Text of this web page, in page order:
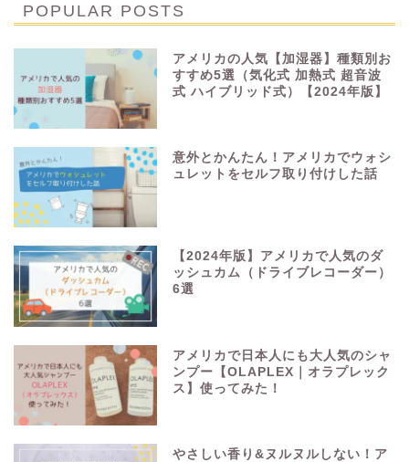
POPULAR POSTS
アメリカの人気【加湿器】種類別お
すすめ5選（気化式 加熱式 超音波
式 ハイブリッド式）【2024年版】
意外とかんたん！アメリカでウォシ
ュレットをセルフ取り付けした話
【2024年版】アメリカで人気のダ
ッシュカム（ドライブレコーダー）
6選
アメリカで日本人にも大人気のシャ
ンプー【OLAPLEX｜オラプレック
ス】使ってみた！
やさしい香り&ヌルヌルしない！ア